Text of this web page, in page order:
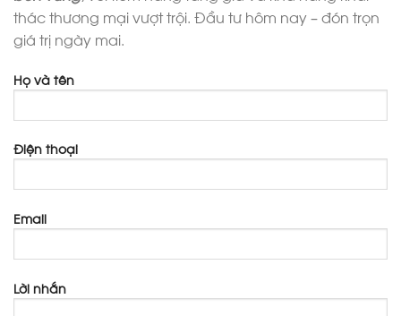
thác thương mại vượt trội. Đầu tư hôm nay – đón trọn
giá trị ngày mai.
Họ và tên
Điện thoại
Email
Lời nhắn